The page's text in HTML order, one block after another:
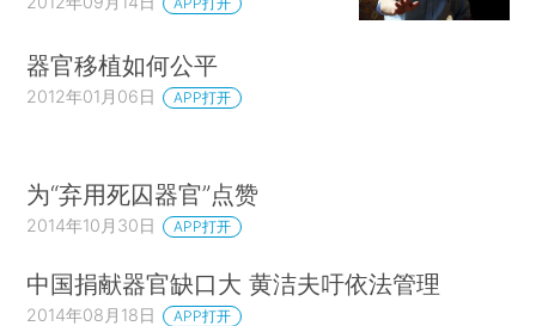
器官移植如何公平
2012年01月06日 APP打开
为“弃用死囚器官”点赞
2014年10月30日 APP打开
中国捐献器官缺口大 黄洁夫吁依法管理
2014年08月18日 APP打开